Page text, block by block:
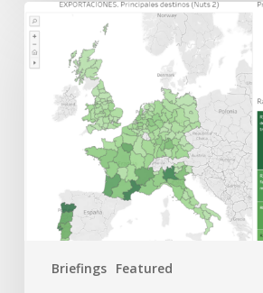
Briefings Featured
Cuadro:
El
comercio
región-
España